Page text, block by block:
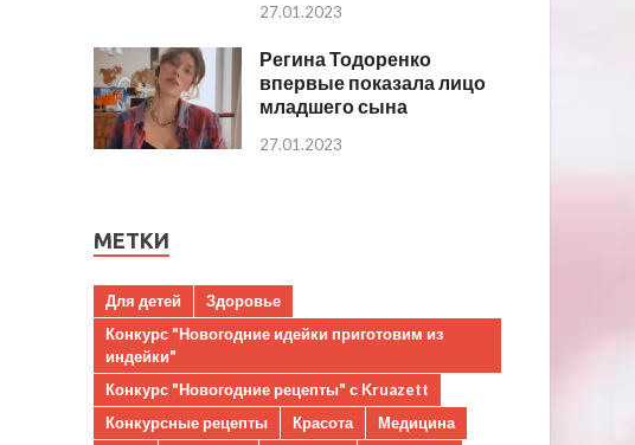
27.01.2023
Регина Тодоренко
впервые показала лицо
младшего сына
27.01.2023
МЕТКИ
Для детей
Здоровье
Конкурс "Новогодние идейки приготовим из
индейки"
Конкурс "Новогодние рецепты" с Kruazett
Конкурсные рецепты
Красота
Медицина